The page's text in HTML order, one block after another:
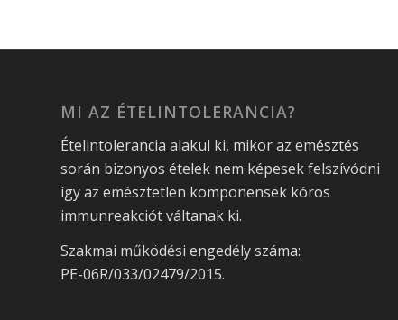
MI AZ ÉTELINTOLERANCIA?
Ételintolerancia alakul ki, mikor az emésztés
során bizonyos ételek nem képesek felszívódni
így az emésztetlen komponensek kóros
immunreakciót váltanak ki.
Szakmai működési engedély száma:
PE-06R/033/02479/2015.